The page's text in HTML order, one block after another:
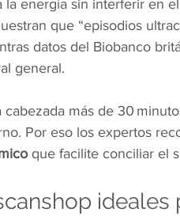
la energía sin interferir en
que “episodios
datos del Biobanco
general.
cabezada más de 30
Por eso los expertos
que facilite conciliar el
ideales